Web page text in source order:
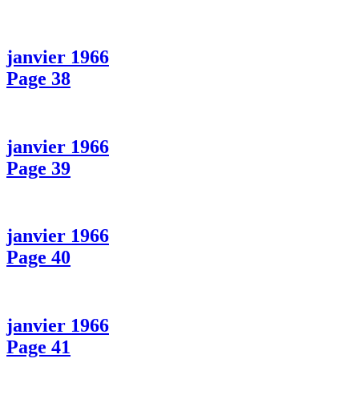
janvier 1966
Page 38
janvier 1966
Page 39
janvier 1966
Page 40
janvier 1966
Page 41